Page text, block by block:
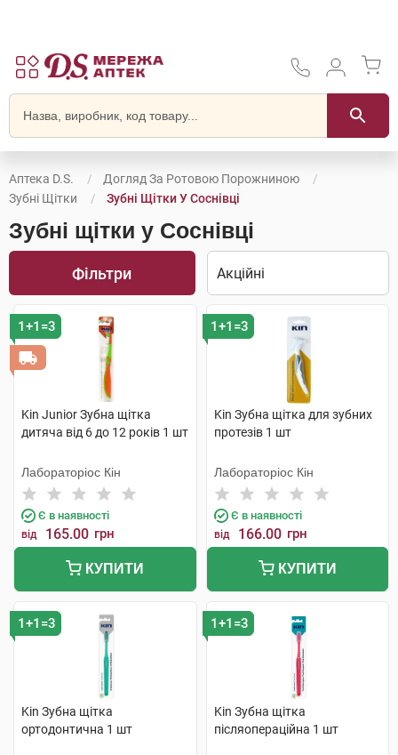
Аптека D.S.
Догляд За Ротовою Порожниною
Зубні Щітки
Зубні Щітки У Соснівці
Зубні щітки у Соснівці
Фільтри
1+1=3
Kin Junior Зубна щітка
дитяча від 6 до 12 років 1 шт
Лабораторіос Кін
Є в наявності
від 165.00 грн
КУПИТИ
1+1=3
Kin Зубна щітка для зубних
протезів 1 шт
Лабораторіос Кін
Є в наявності
від 166.00 грн
КУПИТИ
1+1=3
Kin Зубна щітка
ортодонтична 1 шт
1+1=3
Kin Зубна щітка
післяопераційна 1 шт